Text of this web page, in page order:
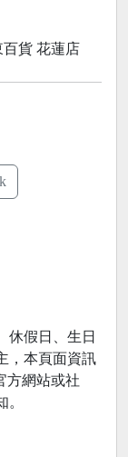
百貨 花蓮店
休假日、生日
，本頁面資訊
方網站或社
。